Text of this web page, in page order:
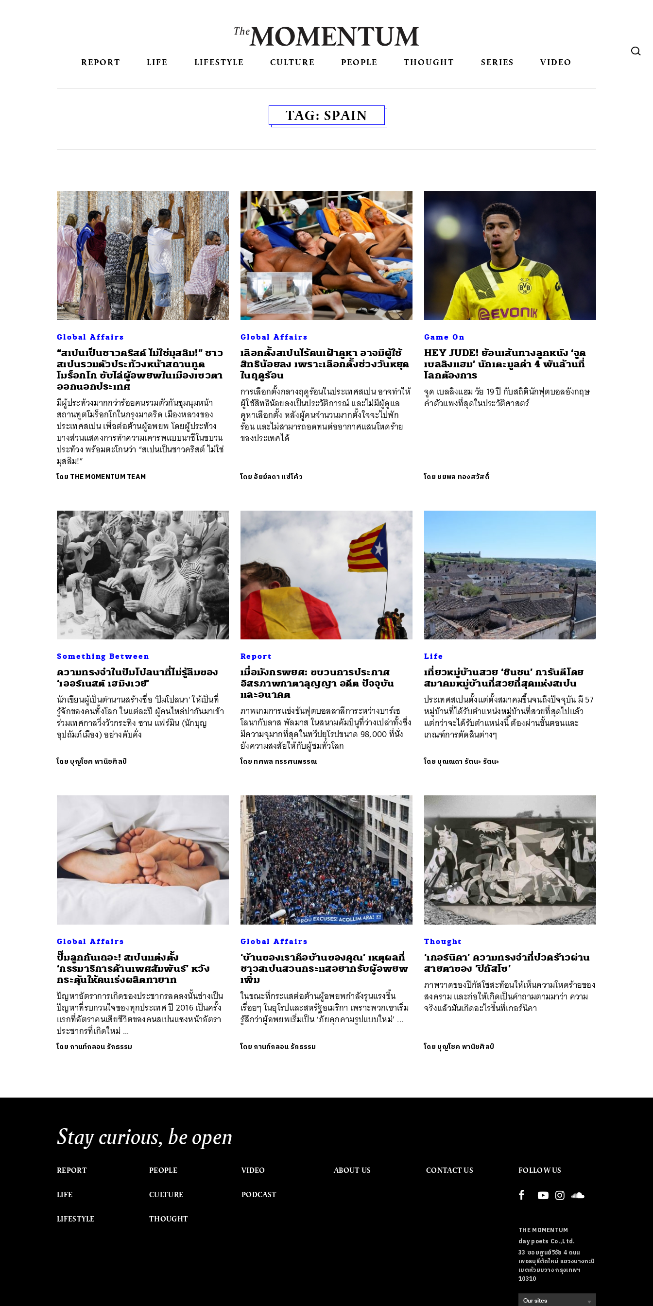
REPORT LIFE LIFESTYLE CULTURE PEOPLE THOUGHT SERIES VIDEO
TAG: SPAIN
Global Affairs
“สเปนเป็นชาวคริสต์ ไม่ใช่มุสลิม!” ชาว
สเปนรวมตัวประท้วงหน้าสถานทูต
โมร็อกโก ขับไล่ผู้อพยพในเมืองเซวตา
ออกนอกประเทศ
มีผู้ประท้วงมากกว่าร้อยคนรวมตัวกันชุมนุมหน้า
สถานทูตโมร็อกโกในกรุงมาดริด เมืองหลวงของ
ประเทศสเปน เพื่อต่อต้านผู้อพยพ โดยผู้ประท้วง
บางส่วนแสดงการทำความเคารพแบบนาซีในขบวน
ประท้วง พร้อมตะโกนว่า “สเปนเป็นชาวคริสต์ ไม่ใช่
มุสลิม!”
โดย THE MOMENTUM TEAM
Global Affairs
เลือกตั้งสเปนไร้คนเฝ้าคูหา อาจมีผู้ใช้
สิทธิน้อยลง เพราะเลือกตั้งช่วงวันหยุด
ในฤดูร้อน
การเลือกตั้งกลางฤดูร้อนในประเทศสเปน อาจทำให้
ผู้ใช้สิทธิน้อยลงเป็นประวัติการณ์ และไม่มีผู้ดูแล
คูหาเลือกตั้ง หลังผู้คนจำนวนมากตั้งใจจะไปพัก
ร้อน และไม่สามารถอดทนต่ออากาศแสนโหดร้าย
ของประเทศได้
โดย อัยย์ลดา แซ่โค้ว
Game On
HEY JUDE! ย้อนเส้นทางลูกหนัง ‘จูด
เบลลิงแฮม’ นักเตะมูลค่า 4 พันล้านที่
โลกต้องการ
จูด เบลลิงแฮม วัย 19 ปี กับสถิตินักฟุตบอลอังกฤษ
ค่าตัวแพงที่สุดในประวัติศาสตร์
โดย ชยพล ทองสวัสดิ์
Something Between
ความทรงจำในปัมโปลนาที่ไม่รู้ลืมของ
‘เออร์เนสต์ เฮมิงเวย์’
นักเขียนผู้เป็นตำนานสร้างชื่อ 'ปัมโปลนา' ให้เป็นที่
รู้จักของคนทั้งโลก ในแต่ละปี ผู้คนไหล่บ่ากันมาเข้า
ร่วมเทศกาลวิ่งวัวกระทิง ซาน แฟร์มิน (นักบุญ
อุปถัมภ์เมือง) อย่างคับคั่ง
โดย บุญโชค พานิชศิลป์
Report
เมื่อมังกรพยศ: ขบวนการประกาศ
อิสรภาพกาตาลุญญา อดีต ปัจจุบัน
และอนาคต
ภาพเกมการแข่งขันฟุตบอลลาลีการะหว่างบาร์เซ
โลนากับลาส พัลมาส ในสนามคัมป์นูที่ว่างเปล่าทั้งซึ่ง
มีความจุมากที่สุดในทวีปยุโรปขนาด 98,000 ที่นั่ง
ยังความสงสัยให้กับผู้ชมทั่วโลก
โดย ทศพล ทรรศนพรรณ
Life
เที่ยวหมู่บ้านสวย ‘ชินชน’ การันตีโดย
สมาคมหมู่บ้านที่สวยที่สุดแห่งสเปน
ประเทศสเปนตั้งแต่ตั้งสมาคมขึ้นจนถึงปัจจุบัน มี 57
หมู่บ้านที่ได้รับตำแหน่งหมู่บ้านที่สวยที่สุดไปแล้ว
แต่กว่าจะได้รับตำแหน่งนี้ ต้องผ่านขั้นตอนและ
เกณฑ์การตัดสินต่างๆ
โดย บุณณดา รัตนะ รัตนะ
Global Affairs
ปั๊มลูกกันเถอะ! สเปนแต่งตั้ง
‘กรรมาธิการด้านเพศสัมพันธ์’ หวัง
กระตุ้นให้คนเร่งผลิตทายาท
ปัญหาอัตราการเกิดของประชากรลดลงนั้นช่างเป็น
ปัญหาที่รบกวนใจของทุกประเทศ ปี 2016 เป็นครั้ง
แรกที่อัตราคนเสียชีวิตของคนสเปนแซงหน้าอัตรา
ประชากรที่เกิดใหม่ ...
โดย กานท์กลอน รักธรรม
Global Affairs
‘บ้านของเราคือบ้านของคุณ’ เหตุผลที่
ชาวสเปนสวนกระแสอยากรับผู้อพยพ
เพิ่ม
ในขณะที่กระแสต่อต้านผู้อพยพกำลังรุนแรงขึ้น
เรื่อยๆ ในยุโรปและสหรัฐอเมริกา เพราะพวกเขาเริ่ม
รู้สึกว่าผู้อพยพเริ่มเป็น ‘ภัยคุกคามรูปแบบใหม่’ ...
โดย กานท์กลอน รักธรรม
Thought
‘เกอร์นิคา’ ความทรงจำที่ปวดร้าวผ่าน
สายตาของ ‘ปิกัสโซ’
ภาพวาดของปิกัสโซสะท้อนให้เห็นความโหดร้ายของ
สงคราม และก่อให้เกิดเป็นคำถามตามมาว่า ความ
จริงแล้วมันเกิดอะไรขึ้นที่เกอร์นิคา
โดย บุญโชค พานิชศิลป์
Stay curious, be open
REPORT
LIFE
LIFESTYLE
PEOPLE
CULTURE
THOUGHT
VIDEO
PODCAST
ABOUT US CONTACT US FOLLOW US
THE MOMENTUM
day poets Co.,Ltd.
33 ซอยศูนย์วิจัย 4 ถนน
เพชรบุรีตัดใหม่ แขวงบางกะปิ
เขตห้วยขวาง กรุงเทพฯ
10310
SHARE TWEET LINE EMAIL